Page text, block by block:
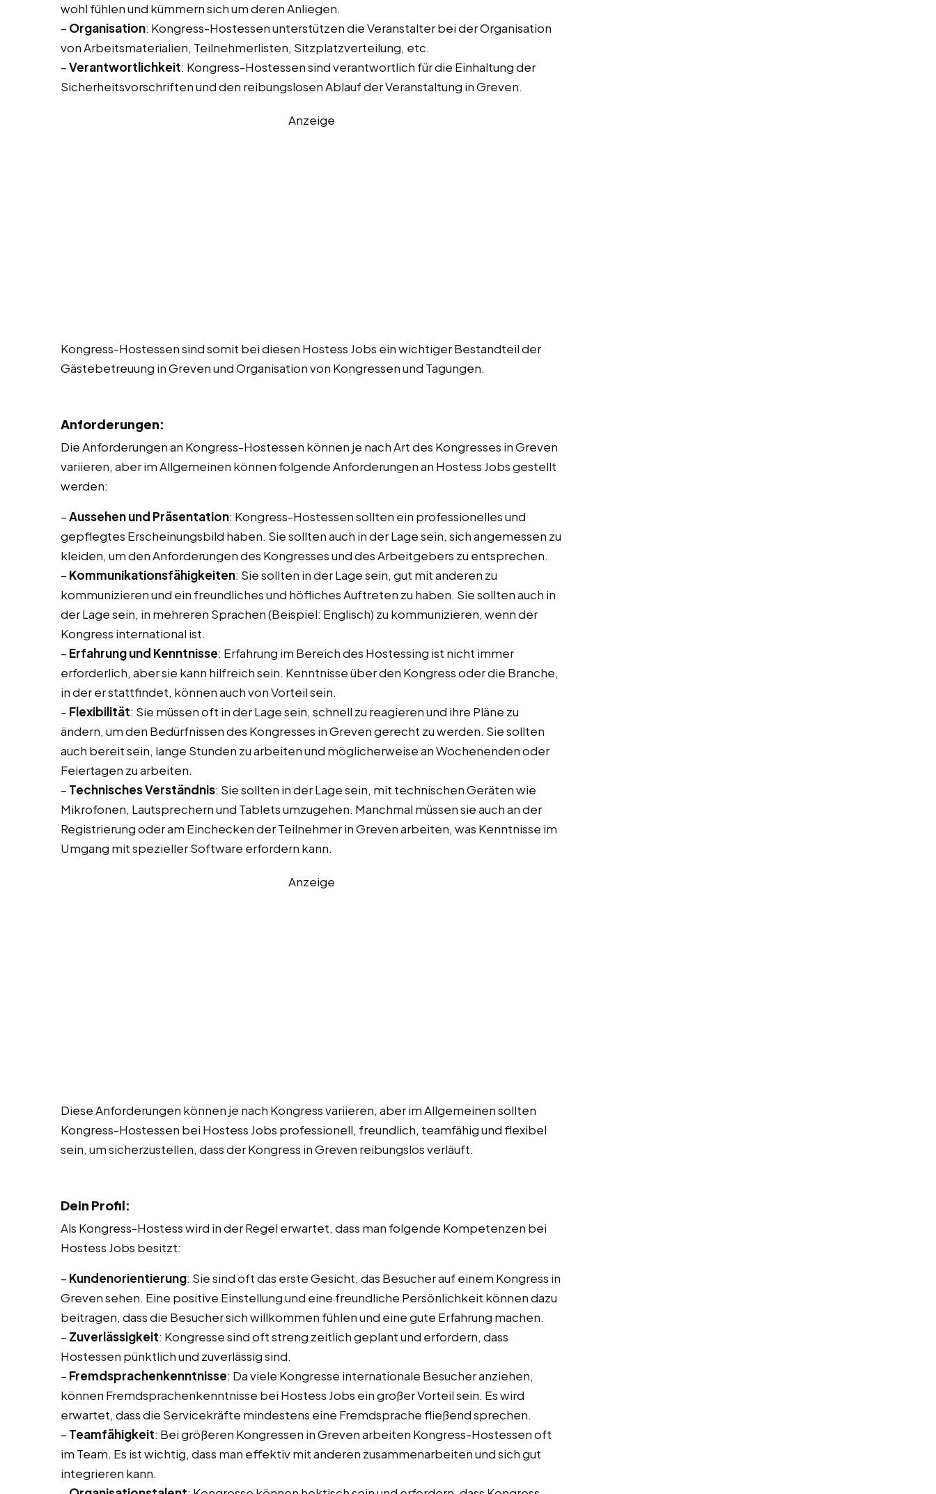
wohl fühlen und kümmern sich um deren Anliegen.
– Organisation: Kongress-Hostessen unterstützen die Veranstalter bei der Organisation
von Arbeitsmaterialien, Teilnehmerlisten, Sitzplatzverteilung, etc.
–Verantwortlichkeit: Kongress-Hostessen sind verantwortlich für die Einhaltung der
Sicherheitsvorschriften und den reibungslosen Ablauf der Veranstaltung in Greven.
Anzeige
Kongress-Hostessen sind somit bei diesen Hostess Jobs ein wichtiger Bestandteil der
Gästebetreuung in Greven und Organisation von Kongressen und Tagungen.
Anforderungen:
Die Anforderungen an Kongress-Hostessen können je nach Art des Kongresses in Greven
variieren, aber im Allgemeinen können folgende Anforderungen an Hostess Jobs gestellt
werden:
–Aussehen und Präsentation: Kongress-Hostessen sollten ein professionelles und
gepflegtes Erscheinungsbild haben. Sie sollten auch in der Lage sein, sich angemessen zu
kleiden, um den Anforderungen des Kongresses und des Arbeitgebers zu entsprechen.
– Kommunikationsfähigkeiten: Sie sollten in der Lage sein, gut mit anderen zu
kommunizieren und ein freundliches und höfliches Auftreten zu haben. Sie sollten auch in
der Lage sein, in mehreren Sprachen (Beispiel: Englisch) zu kommunizieren, wenn der
Kongress international ist.
– Erfahrung und Kenntnisse: Erfahrung im Bereich des Hostessing ist nicht immer
erforderlich, aber sie kann hilfreich sein. Kenntnisse über den Kongress oder die Branche,
in der er stattfindet, können auch von Vorteil sein.
– Flexibilität: Sie müssen oft in der Lage sein, schnell zu reagieren und ihre Pläne zu
ändern, um den Bedürfnissen des Kongresses in Greven gerecht zu werden. Sie sollten
auch bereit sein, lange Stunden zu arbeiten und möglicherweise an Wochenenden oder
Feiertagen zu arbeiten.
– Technisches Verständnis: Sie sollten in der Lage sein, mit technischen Geräten wie
Mikrofonen, Lautsprechern und Tablets umzugehen. Manchmal müssen sie auch an der
Registrierung oder am Einchecken der Teilnehmer in Greven arbeiten, was Kenntnisse im
Umgang mit spezieller Software erfordern kann.
Anzeige
Diese Anforderungen können je nach Kongress variieren, aber im Allgemeinen sollten
Kongress-Hostessen bei Hostess Jobs professionell, freundlich, teamfähig und flexibel
sein, um sicherzustellen, dass der Kongress in Greven reibungslos verläuft.
Dein Profil:
Als Kongress-Hostess wird in der Regel erwartet, dass man folgende Kompetenzen bei
Hostess Jobs besitzt:
– Kundenorientierung: Sie sind oft das erste Gesicht, das Besucher auf einem Kongress in
Greven sehen. Eine positive Einstellung und eine freundliche Persönlichkeit können dazu
beitragen, dass die Besucher sich willkommen fühlen und eine gute Erfahrung machen.
– Zuverlässigkeit: Kongresse sind oft streng zeitlich geplant und erfordern, dass
Hostessen pünktlich und zuverlässig sind.
– Fremdsprachenkenntnisse: Da viele Kongresse internationale Besucher anziehen,
können Fremdsprachenkenntnisse bei Hostess Jobs ein großer Vorteil sein. Es wird
erwartet, dass die Servicekräfte mindestens eine Fremdsprache fließend sprechen.
– Teamfähigkeit: Bei größeren Kongressen in Greven arbeiten Kongress-Hostessen oft
im Team. Es ist wichtig, dass man effektiv mit anderen zusammenarbeiten und sich gut
integrieren kann.